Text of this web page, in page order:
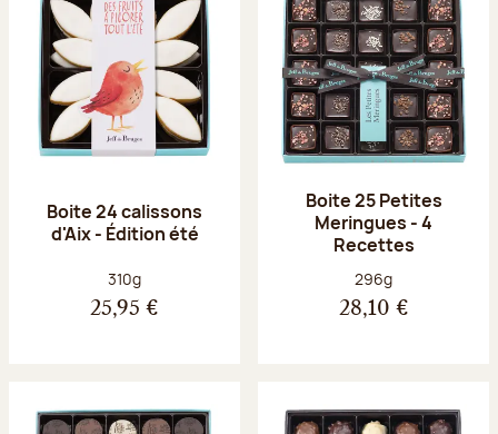
Boite 24 calissons
d'Aix - Édition été
Poids net :
310g
25,95 €
Boite 25 Petites
Meringues - 4
Recettes
Poids net :
296g
28,10 €